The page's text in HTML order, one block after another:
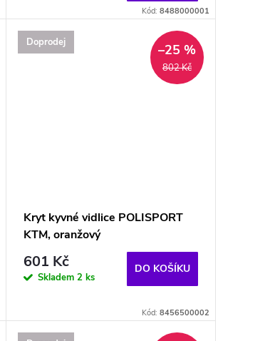
Kód: 8488000001
Doprodej
802 Kč
–25 %
Kryt kyvné vidlice POLISPORT
KTM, oranžový
601 Kč
Skladem 2 ks
DO KOŠÍKU
Kód: 8456500002